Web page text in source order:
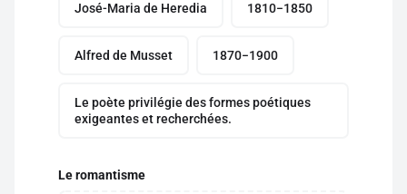
José-Maria de Heredia 1810−1850
Alfred de Musset 1870−1900
Le poète privilégie des formes poétiques
exigeantes et recherchées.
Le romantisme